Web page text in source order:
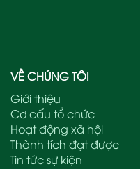
VỀ CHÚNG TÔI
Giới thiệu
Cơ cấu tổ chức
Hoạt động xã hội
Thành tích đạt được
Tin tức sự kiện